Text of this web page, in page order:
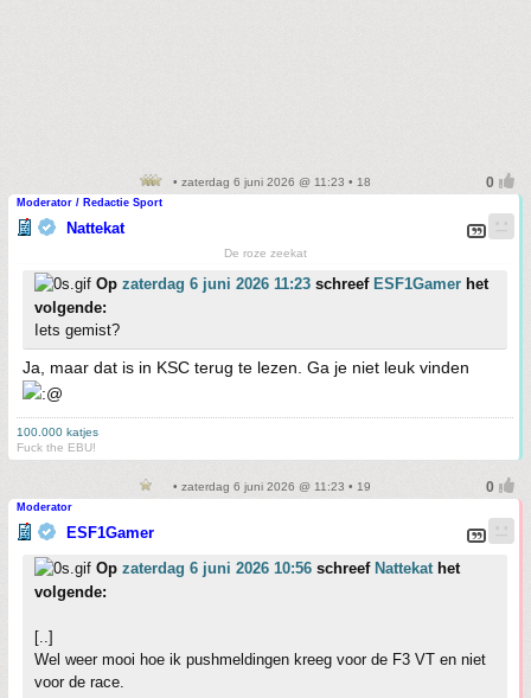
• zaterdag 6 juni 2026 @ 11:23 • 18
Moderator / Redactie Sport
Nattekat
De roze zeekat
Op zaterdag 6 juni 2026 11:23 schreef ESF1Gamer het
volgende:
Iets gemist?
Ja, maar dat is in KSC terug te lezen. Ga je niet leuk vinden
100.000 katjes
Fuck the EBU!
• zaterdag 6 juni 2026 @ 11:23 • 19
Moderator
ESF1Gamer
Op zaterdag 6 juni 2026 10:56 schreef Nattekathet
volgende:
[..]
Wel weer mooi hoe ik pushmeldingen kreeg voor de F3 VT en niet
voor de race.